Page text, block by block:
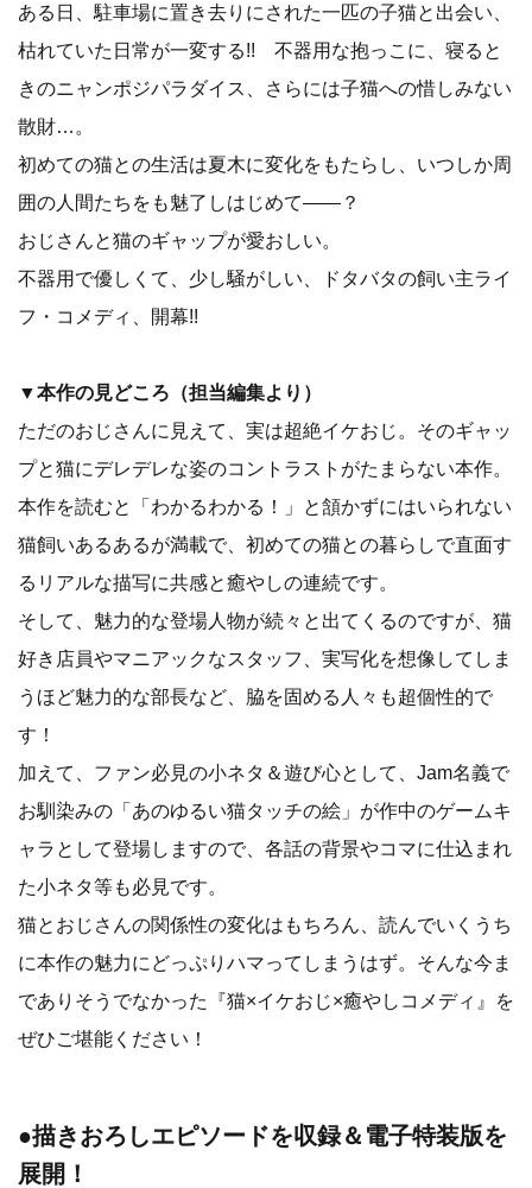
ある日、駐車場に置き去りにされた一匹の子猫と出会い、
枯れていた日常が一変する!! 不器用な抱っこに、寝ると
きのニャンポジパラダイス、さらには子猫への惜しみない
散財…。
初めての猫との生活は夏木に変化をもたらし、いつしか周
囲の人間たちをも魅了しはじめて――？
おじさんと猫のギャップが愛おしい。
不器用で優しくて、少し騒がしい、ドタバタの飼い主ライ
フ・コメディ、開幕!!
▼本作の見どころ（担当編集より）
ただのおじさんに見えて、実は超絶イケおじ。そのギャッ
プと猫にデレデレな姿のコントラストがたまらない本作。
本作を読むと「わかるわかる！」と頷かずにはいられない
猫飼いあるあるが満載で、初めての猫との暮らしで直面す
るリアルな描写に共感と癒やしの連続です。
そして、魅力的な登場人物が続々と出てくるのですが、猫
好き店員やマニアックなスタッフ、実写化を想像してしま
うほど魅力的な部長など、脇を固める人々も超個性的で
す！
加えて、ファン必見の小ネタ＆遊び心として、Jam名義で
お馴染みの「あのゆるい猫タッチの絵」が作中のゲームキ
ャラとして登場しますので、各話の背景やコマに仕込まれ
た小ネタ等も必見です。
猫とおじさんの関係性の変化はもちろん、読んでいくうち
に本作の魅力にどっぷりハマってしまうはず。そんな今ま
でありそうでなかった『猫×イケおじ×癒やしコメディ』を
ぜひご堪能ください！
●描きおろしエピソードを収録＆電子特装版を
展開！